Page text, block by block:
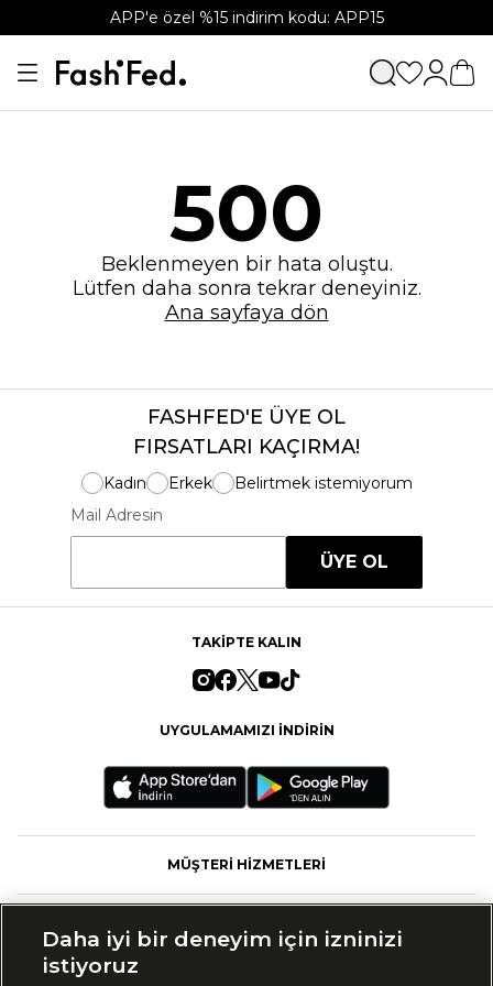
APP'e özel %15 indirim kodu: APP15
500
Beklenmeyen bir hata oluştu.
Lütfen daha sonra tekrar deneyiniz.
Ana sayfaya dön
FASHFED'E ÜYE OL
FIRSATLARI KAÇIRMA!
Kadın Erkek
Belirtmek istemiyorum
Mail Adresin
ÜYE OL
TAKİPTE KALIN
UYGULAMAMIZI İNDİRİN
MÜŞTERİ HİZMETLERİ
Daha iyi bir deneyim için izninizi
istiyoruz